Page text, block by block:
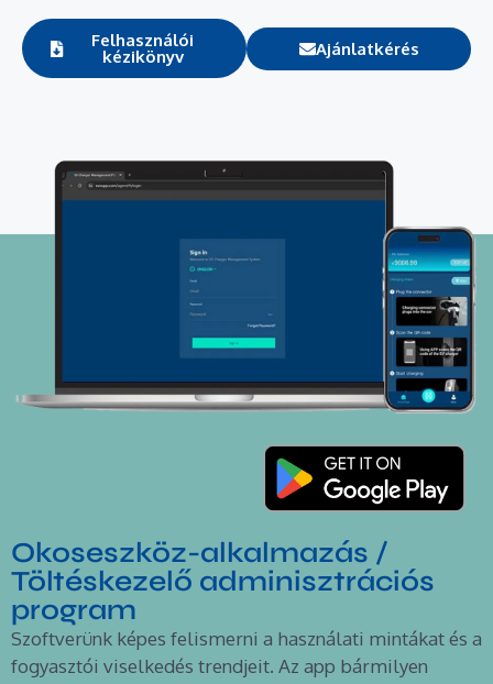
Felhasználói
kézikönyv Ajánlatkérés
Okoseszköz-alkalmazás /
Töltéskezelő adminisztrációs
program
Szoftverünk képes felismerni a használati mintákat és a
fogyasztói viselkedés trendjeit. Az app bármilyen